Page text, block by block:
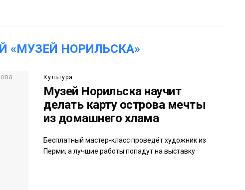
«МУЗЕЙ НОРИЛЬСКА»
Культура
Музей Норильска научит
делать карту острова мечты
из домашнего хлама
Бесплатный мастер-класс проведёт художник из
Перми, а лучшие работы попадут на выставку